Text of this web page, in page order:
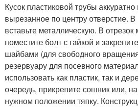
Кусок пластиковой трубы аккуратно
вырезанное по центру отверстие.
вставьте металлическую. В
поместите болт с гайкой и
шайбами (для свободного
резервуару для посевного
использовать как пластик, так и
очередь, прикрепите сошник или,
нужном положении тяпку.